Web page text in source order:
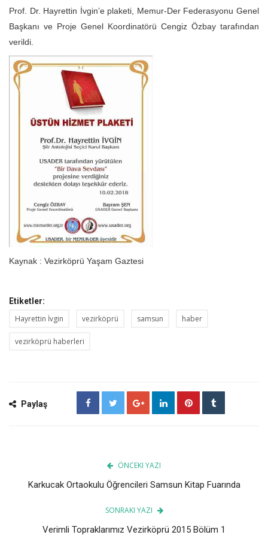
Prof. Dr. Hayrettin İvgin’e plaketi, Memur-Der Federasyonu Genel
Başkanı ve Proje Genel Koordinatörü Cengiz Özbay tarafından
verildi.
Kaynak : Vezirköprü Yaşam Gaztesi
Etiketler:
Hayrettin İvgin vezirköprü samsun haber
vezirköprü haberleri
Paylaş
ÖNCEKI YAZI
Karkucak Ortaokulu Öğrencileri Samsun Kitap Fuarında
SONRAKI YAZI
Verimli Topraklarımız Vezirköprü 2015 Bölüm 1